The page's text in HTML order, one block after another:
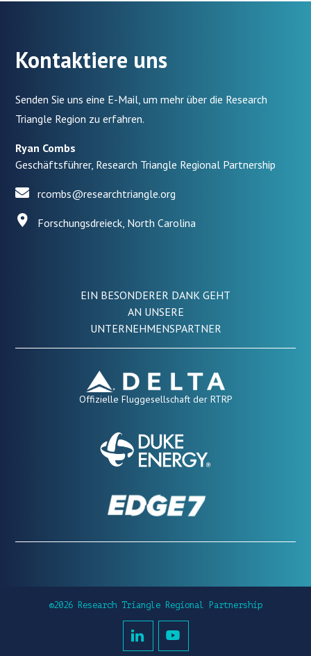
Kontaktiere uns
Senden Sie uns eine E-Mail, um mehr über die Research
Triangle Region zu erfahren.
Ryan Combs
Geschäftsführer, Research Triangle Regional Partnership
rcombs@researchtriangle.org
Forschungsdreieck, North Carolina
EIN BESONDERER DANK GEHT
AN UNSERE
UNTERNEHMENSPARTNER
Offizielle Fluggesellschaft der RTRP
©2026 Research Triangle Regional Partnership